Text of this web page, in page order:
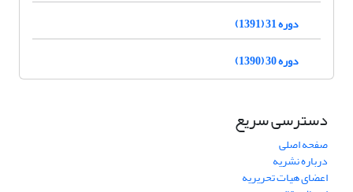
دوره 31 (1391)
دوره 30 (1390)
دسترسی سریع
صفحه اصلی
درباره نشریه
اعضای هیات تحریریه